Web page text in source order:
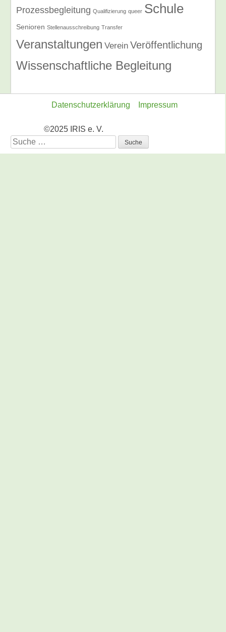
Prozessbegleitung Qualifizierung queer Schule
Senioren Stellenausschreibung Transfer
Veranstaltungen Verein Veröffentlichung
Wissenschaftliche Begleitung
Datenschutzerklärung Impressum
©2025 IRIS e. V.
Suche
nach: